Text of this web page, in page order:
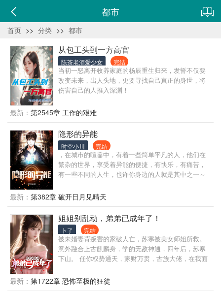
都市
首页 >> 分类 >> 都市
从包工头到一方高官
陈茶老酒爱少女 完结
当初一怒离开收养家庭的杨辰重生归来，发誓不仅要
改变未来，出人头地，更要寻找自己真正的身世，将
伤害自己的人推入深渊！
最新： 第2545章 工作的艰难
隐形的异能
时空小川 完结
，在城市的喧嚣中，有着一些简单平凡的人，他们在
繁杂的世界，享受着异能的便捷，有快乐，有痛苦，
有一些不同的人生，也许你身边的人就是其中之一～
最新： 第382章 破开日月见晴天
姐姐别乱动，弟弟已成年了！
卜了 完结
被未婚妻背叛害的家破人亡，苏寒被美女师姐所救。
意外融合上古麒麟身，学的无敌神通，四年后，苏寒
下山。 任你权势通天，家财万贯，古族大佬，在我面
妞，成就风流人生！ 苏寒将校花挡在身后：“师姐，请
听我解释，我真没有乱来！”
最新： 第1722章 恐怖至极的狂徒